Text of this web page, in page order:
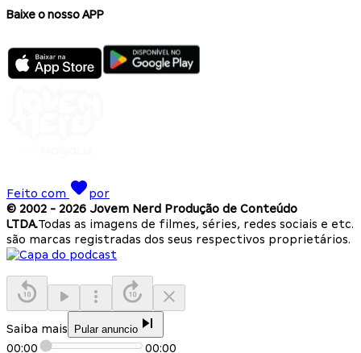
Baixe o nosso APP
Feito com
por
© 2002 - 2026 Jovem Nerd Produção de Conteúdo
LTDA.Todas as imagens de filmes, séries, redes sociais e etc.
são marcas registradas dos seus respectivos proprietários.
Saiba mais Pular anuncio
00:00 00:00